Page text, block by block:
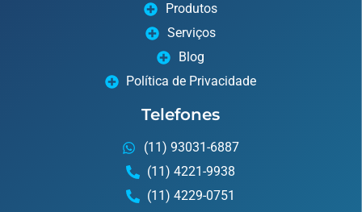
Produtos
Serviços
Blog
Política de Privacidade
Telefones
(11) 93031-6887
(11) 4221-9938
(11) 4229-0751